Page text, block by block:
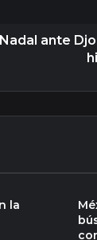
Nadal ante
la